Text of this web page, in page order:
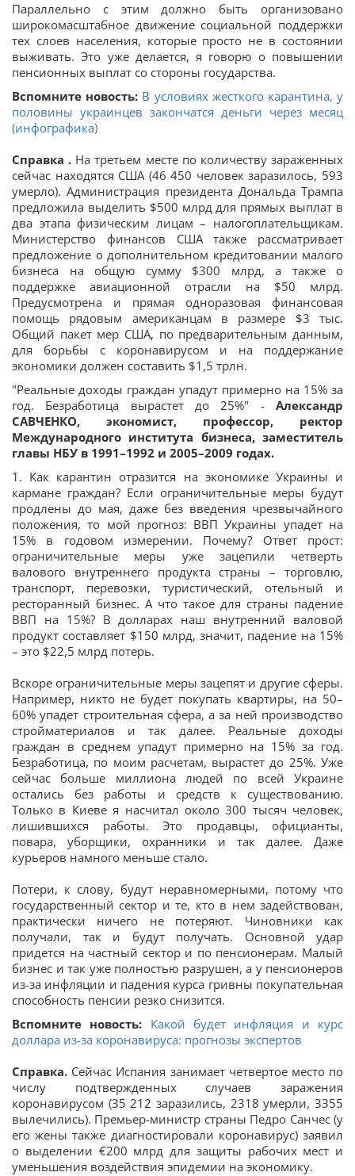
Параллельно с этим должно быть организовано
широкомасштабное движение социальной поддержки
тех слоев населения, которые просто не в состоянии
выживать. Это уже делается, я говорю о повышении
пенсионных выплат со стороны государства.
Вспомните новость: В условиях жесткого карантина, у
половины украинцев закончатся деньги через месяц
(инфографика)
Справка . На третьем месте по количеству зараженных
сейчас находятся США (46 450 человек заразилось, 593
умерло). Администрация президента Дональда Трампа
предложила выделить $500 млрд для прямых выплат в
два этапа физическим лицам – налогоплательщикам.
Министерство финансов США также рассматривает
предложение о дополнительном кредитовании малого
бизнеса на общую сумму $300 млрд, а также о
поддержке авиационной отрасли на $50 млрд.
Предусмотрена и прямая одноразовая финансовая
помощь рядовым американцам в размере $3 тыс.
Общий пакет мер США, по предварительным данным,
для борьбы с коронавирусом и на поддержание
экономики должен составить $1,5 трлн.
"Реальные доходы граждан упадут примерно на 15% за
год. Безработица вырастет до 25%" - Александр
САВЧЕНКО, экономист, профессор, ректор
Международного института бизнеса, заместитель
главы НБУ в 1991–1992 и 2005–2009 годах.
1. Как карантин отразится на экономике Украины и
кармане граждан? Если ограничительные меры будут
продлены до мая, даже без введения чрезвычайного
положения, то мой прогноз: ВВП Украины упадет на
15% в годовом измерении. Почему? Ответ прост:
ограничительные меры уже зацепили четверть
валового внутреннего продукта страны – торговлю,
транспорт, перевозки, туристический, отельный и
ресторанный бизнес. А что такое для страны падение
ВВП на 15%? В долларах наш внутренний валовой
продукт составляет $150 млрд, значит, падение на 15%
– это $22,5 млрд потерь.
Вскоре ограничительные меры зацепят и другие сферы.
Например, никто не будет покупать квартиры, на 50–
60% упадет строительная сфера, а за ней производство
стройматериалов и так далее. Реальные доходы
граждан в среднем упадут примерно на 15% за год.
Безработица, по моим расчетам, вырастет до 25%. Уже
сейчас больше миллиона людей по всей Украине
остались без работы и средств к существованию.
Только в Киеве я насчитал около 300 тысяч человек,
лишившихся работы. Это продавцы, официанты,
повара, уборщики, охранники и так далее. Даже
курьеров намного меньше стало.
Потери, к слову, будут неравномерными, потому что
государственный сектор и те, кто в нем задействован,
практически ничего не потеряют. Чиновники как
получали, так и будут получать. Основной удар
придется на частный сектор и по пенсионерам. Малый
бизнес и так уже полностью разрушен, а у пенсионеров
из-за инфляции и падения курса гривны покупательная
способность пенсии резко снизится.
Вспомните новость: Какой будет инфляция и курс
доллара из-за коронавируса: прогнозы экспертов
Справка. Сейчас Испания занимает четвертое место по
числу подтвержденных случаев заражения
коронавирусом (35 212 заразились, 2318 умерли, 3355
вылечились). Премьер-министр страны Педро Санчес (у
его жены также диагностировали коронавирус) заявил
о выделении €200 млрд для защиты рабочих мест и
уменьшения воздействия эпидемии на экономику.